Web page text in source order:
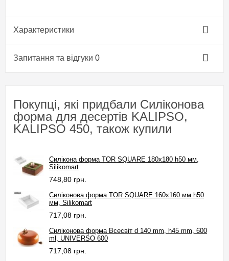
Характеристики
Запитання та відгуки 0
Покупці, які придбали Силіконова
форма для десертів KALIPSO,
KALIPSO 450, також купили
Силікона форма TOR SQUARE 180x180 h50 мм,
Silikomart
748,80 грн.
Силіконова форма TOR SQUARE 160х160 мм h50
мм, Silikomart
717,08 грн.
Силіконова форма Всесвіт d 140 mm, h45 mm, 600
ml, UNIVERSO 600
717,08 грн.